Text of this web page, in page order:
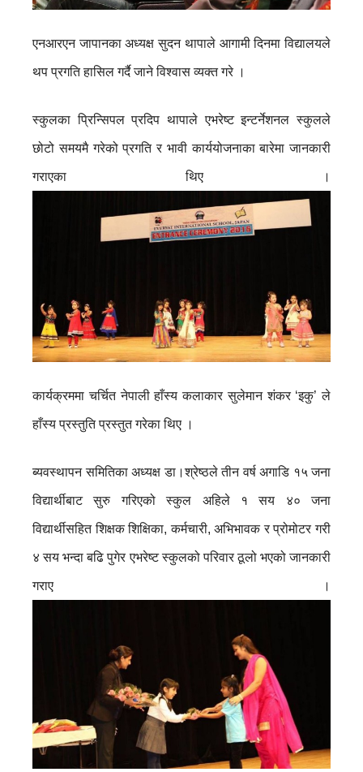
एनआरएन जापानका अध्यक्ष सुदन थापाले आगामी दिनमा विद्यालयले
थप प्रगति हासिल गर्दै जाने विश्वास व्यक्त गरे ।
स्कुलका प्रिन्सिपल प्रदिप थापाले एभरेष्ट इन्टर्नेशनल स्कुलले
छोटो समयमै गरेको प्रगति र भावी कार्ययोजनाका बारेमा जानकारी
गराएका थिए ।
कार्यक्रममा चर्चित नेपाली हाँस्य कलाकार सुलेमान शंकर ‘इकु’ ले
हाँस्य प्रस्तुति प्रस्तुत गरेका थिए ।
ब्यवस्थापन समितिका अध्यक्ष डा।श्रेष्ठले तीन वर्ष अगाडि १५ जना
विद्यार्थीबाट सुरु गरिएको स्कुल अहिले १ सय ४० जना
विद्यार्थीसहित शिक्षक शिक्षिका, कर्मचारी, अभिभावक र प्रोमोटर गरी
४ सय भन्दा बढि पुगेर एभरेष्ट स्कुलको परिवार ठूलो भएको जानकारी
गराए ।